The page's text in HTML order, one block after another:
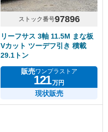
ストック番号97896
リーフサス 3軸 11.5M まな板
Vカット ツーデフ引き 積載
29.1トン
販売ワンプラストア
121万円
現状販売